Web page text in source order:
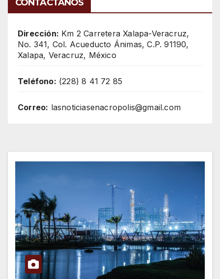
CONTÁCTANOS
Dirección: Km 2 Carretera Xalapa-Veracruz,
No. 341, Col. Acueducto Ánimas, C.P. 91190,
Xalapa, Veracruz, México
Teléfono: (228) 8 41 72 85
Correo: lasnoticiasenacropolis@gmail.com